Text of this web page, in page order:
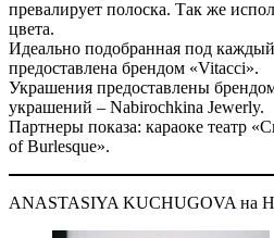
превалирует полоска. Так же
цвета.
Идеально подобранная под
предоставлена брендом «Vitacсi».
Украшения предоставлены
украшений – Nabirochkina Jewerly.
Партнеры показа: караоке театр
of Burlesque».
ANASTASIYA KUCHUGOVA на